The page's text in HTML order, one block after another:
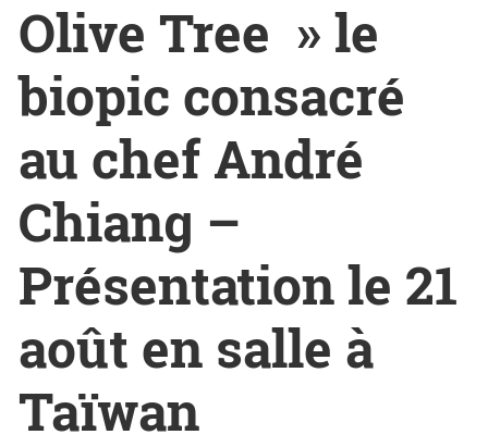
Olive Tree » le
biopic consacré
au chef André
Chiang –
Présentation le 21
août en salle à
Taïwan